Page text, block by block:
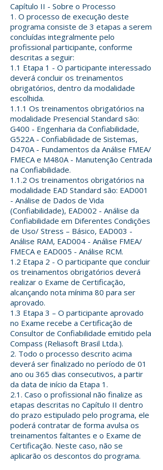
Capítulo II - Sobre o Processo
1. O processo de execução deste
programa consiste de 3 etapas a serem
concluídas integralmente pelo
profissional participante, conforme
descritas a seguir:
1.1 Etapa 1 - O participante interessado
deverá concluir os treinamentos
obrigatórios, dentro da modalidade
escolhida.
1.1.1 Os treinamentos obrigatórios na
modalidade Presencial Standard são:
G400 - Engenharia da Confiabilidade,
G522A - Confiabilidade de Sistemas,
D470A - Fundamentos da Análise FMEA/
FMECA e M480A - Manutenção Centrada
na Confiabilidade.
1.1.2 Os treinamentos obrigatórios na
modalidade EAD Standard são: EAD001
- Análise de Dados de Vida
(Confiabilidade), EAD002 - Análise da
Confiabilidade em Diferentes Condições
de Uso/ Stress – Básico, EAD003 -
Análise RAM, EAD004 - Análise FMEA/
FMECA e EAD005 - Análise RCM.
1.2 Etapa 2 - O participante que concluir
os treinamentos obrigatórios deverá
realizar o Exame de Certificação,
alcançando nota mínima 80 para ser
aprovado.
1.3 Etapa 3 – O participante aprovado
no Exame recebe a Certificação de
Consultor de Confiabilidade emitido pela
Compass (Reliasoft Brasil Ltda.).
2. Todo o processo descrito acima
deverá ser finalizado no período de 01
ano ou 365 dias consecutivos, a partir
da data de início da Etapa 1.
2.1. Caso o profissional não finalize as
etapas descritas no Capítulo II dentro
do prazo estipulado pelo programa, ele
poderá contratar de forma avulsa os
treinamentos faltantes e o Exame de
Certificação. Neste caso, não se
aplicarão os descontos do programa.